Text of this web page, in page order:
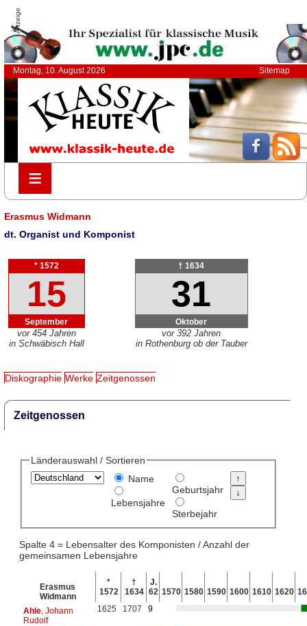
Anzeige
Montag, 10. August 2026 Sitemap
≡
≡
Erasmus Widmann
dt. Organist und Komponist
* 1572
15
September
vor 454 Jahren
in Schwäbisch Hall
† 1634
31
Oktober
vor 392 Jahren
in Rothenburg ob der Tauber
Diskographie Werke Zeitgenossen
Zeitgenossen
Länderauswahl / Sortieren
Name
Lebensjahre
Geburtsjahr
Sterbejahr
Spalte 4 = Lebensalter des Komponisten / Anzahl der
gemeinsamen Lebensjahre
Erasmus
Widmann
*
1572
†
1634
J.
62 1570 1580 1590 1600 1610 1620
Ahle, Johann
Rudolf
1625 1707 9